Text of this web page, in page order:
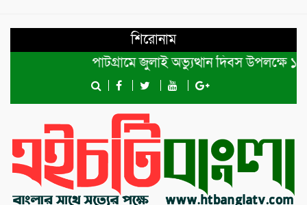
শিরোনাম
পাটগ্রামে জুলাই অভ্যুত্থান দিবস উপলক্ষে